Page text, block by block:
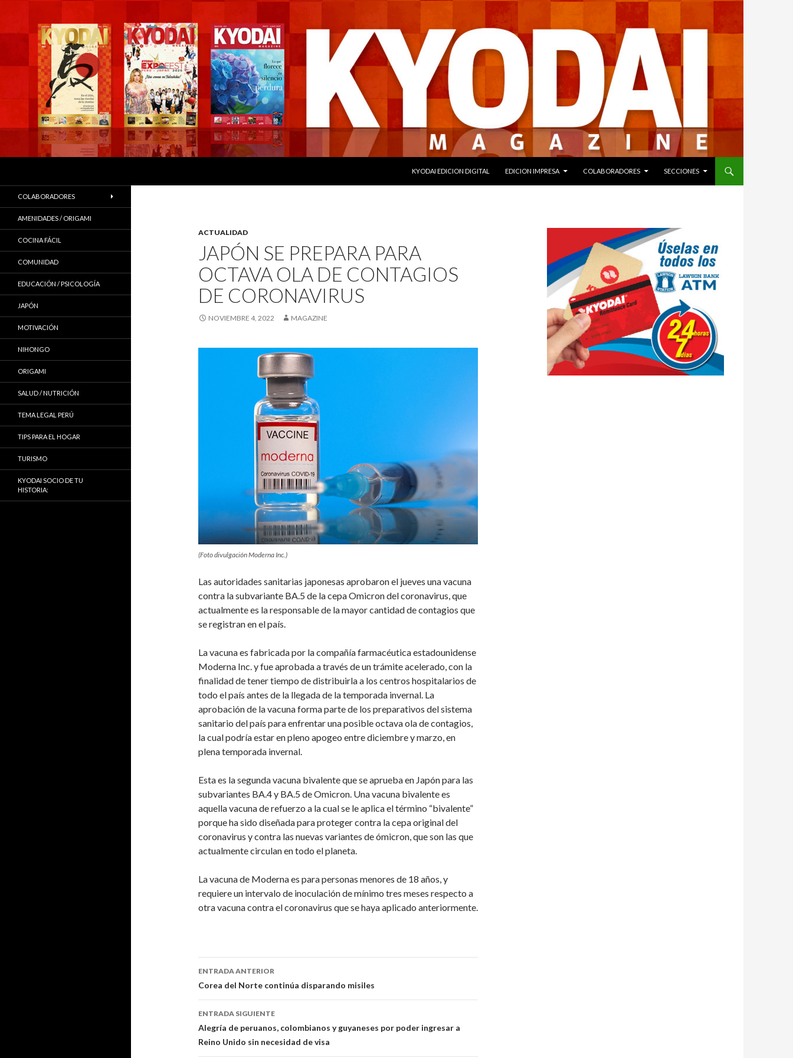
KYODAI EDICION DIGITAL
EDICION IMPRESA COLABORADORES SECCIONES
ACTUALIDAD
JAPÓN SE PREPARA PARA
OCTAVA OLA DE CONTAGIOS
DE CORONAVIRUS
NOVIEMBRE 4, 2022 MAGAZINE
(Foto divulgación Moderna Inc.)
Las autoridades sanitarias japonesas aprobaron el jueves una vacuna
contra la subvariante BA.5 de la cepa Omicron del coronavirus, que
actualmente es la responsable de la mayor cantidad de contagios que
se registran en el país.
La vacuna es fabricada por la compañía farmacéutica estadounidense
Moderna Inc. y fue aprobada a través de un trámite acelerado, con la
finalidad de tener tiempo de distribuirla a los centros hospitalarios de
todo el país antes de la llegada de la temporada invernal. La
aprobación de la vacuna forma parte de los preparativos del sistema
sanitario del país para enfrentar una posible octava ola de contagios,
la cual podría estar en pleno apogeo entre diciembre y marzo, en
plena temporada invernal.
Esta es la segunda vacuna bivalente que se aprueba en Japón para las
subvariantes BA.4 y BA.5 de Omicron. Una vacuna bivalente es
aquella vacuna de refuerzo a la cual se le aplica el término “bivalente”
porque ha sido diseñada para proteger contra la cepa original del
coronavirus y contra las nuevas variantes de ómicron, que son las que
actualmente circulan en todo el planeta.
La vacuna de Moderna es para personas menores de 18 años, y
requiere un intervalo de inoculación de mínimo tres meses respecto a
otra vacuna contra el coronavirus que se haya aplicado anteriormente.
Navegación
de
entradas
ENTRADA ANTERIOR
Corea del Norte continúa disparando misiles
ENTRADA SIGUIENTE
Alegría de peruanos, colombianos y guyaneses por poder ingresar a
Reino Unido sin necesidad de visa
COLABORADORES
AMENIDADES / ORIGAMI
COCINA FÁCIL
COMUNIDAD
EDUCACIÓN / PSICOLOGÍA
JAPÓN
MOTIVACIÓN
NIHONGO
ORIGAMI
SALUD / NUTRICIÓN
TEMA LEGAL PERÚ
TIPS PARA EL HOGAR
TURISMO
KYODAI SOCIO DE TU
HISTORIA: